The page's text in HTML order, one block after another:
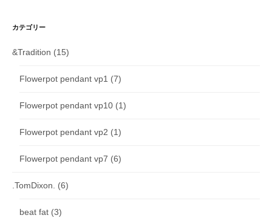
カテゴリー
&Tradition (15)
Flowerpot pendant vp1 (7)
Flowerpot pendant vp10 (1)
Flowerpot pendant vp2 (1)
Flowerpot pendant vp7 (6)
.TomDixon. (6)
beat fat (3)